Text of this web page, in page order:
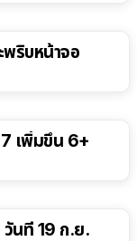
พริบหน้าจอ
เพิ่มขึ้น 6+
นที่ 19 ก.ย.